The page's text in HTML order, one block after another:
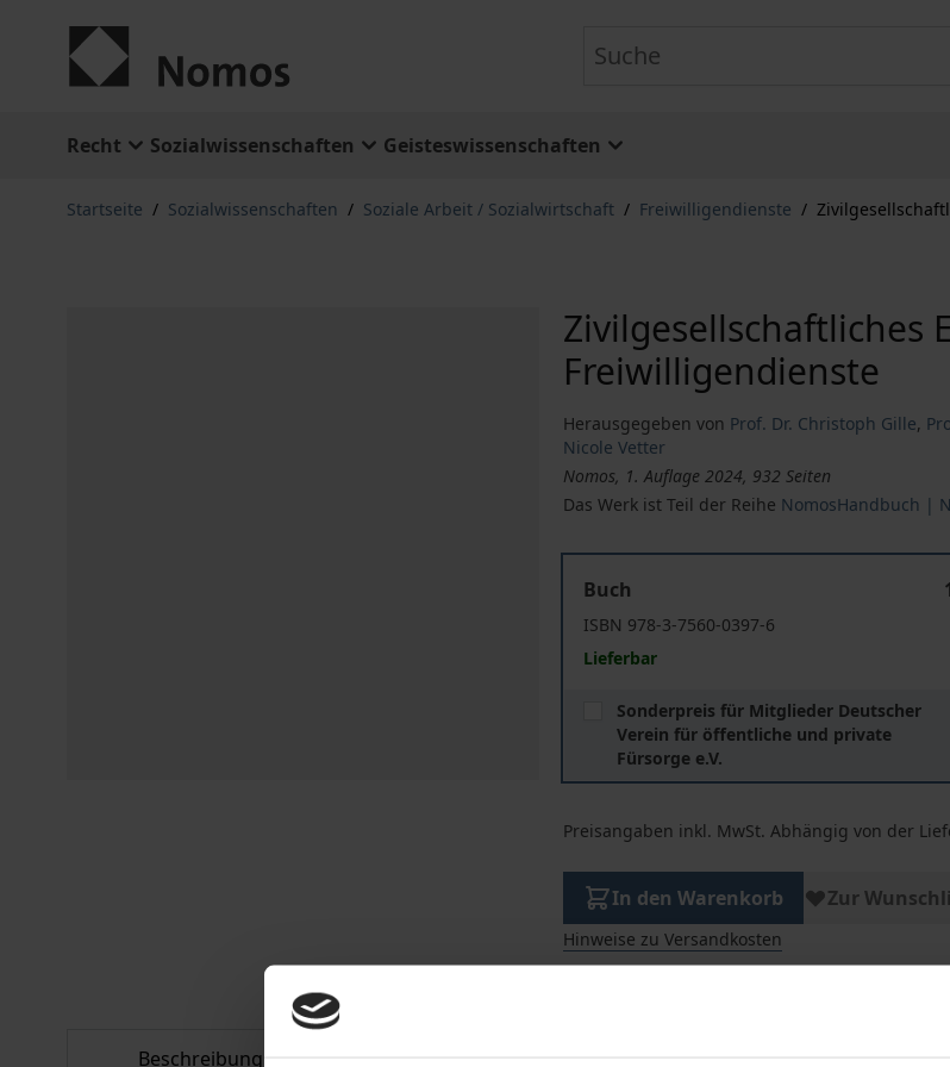
Recht Sozialwissenschaften Geisteswissenschaften
Startseite / Sozialwissenschaften / Soziale Arbeit / Sozialwirtschaft / Freiwilligendienste /
Zivilgesellschaftliches
Freiwilligendienste
Herausgegeben von Prof. Dr. Christoph Gille,
Nicole Vetter
Nomos, 1. Auflage 2024, 932 Seiten
Das Werk ist Teil der Reihe NomosHandbuch |
Buch
ISBN 978-3-7560-0397-6
Lieferbar
Sonderpreis für Mitglieder Deutscher
Verein für öffentliche und private
Fürsorge e.V.
Preisangaben inkl. MwSt. Abhängig von der
In den Warenkorb Zur
Hinweise zu Versandkosten
Beschreibung